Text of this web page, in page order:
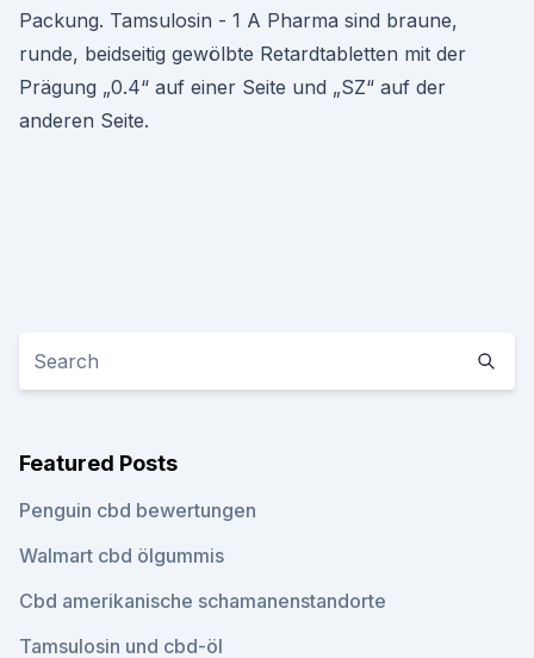
Packung. Tamsulosin - 1 A Pharma sind braune,
runde, beidseitig gewölbte Retardtabletten mit der
Prägung „0.4“ auf einer Seite und „SZ“ auf der
anderen Seite.
Featured Posts
Penguin cbd bewertungen
Walmart cbd ölgummis
Cbd amerikanische schamanenstandorte
Tamsulosin und cbd-öl